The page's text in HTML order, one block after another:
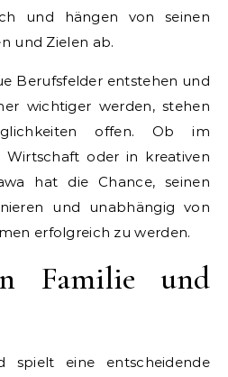
und hängen von seinen
und Zielen ab.
Berufsfelder entstehen und
wichtiger werden, stehen
offen. Ob im
Wirtschaft oder in kreativen
hat die Chance, seinen
und unabhängig von
erfolgreich zu werden.
Familie und
spielt eine entscheidende